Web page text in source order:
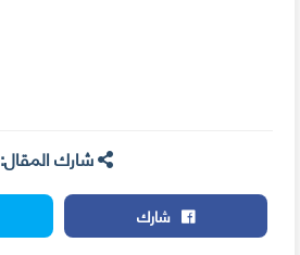
شارك المقال:
شارك